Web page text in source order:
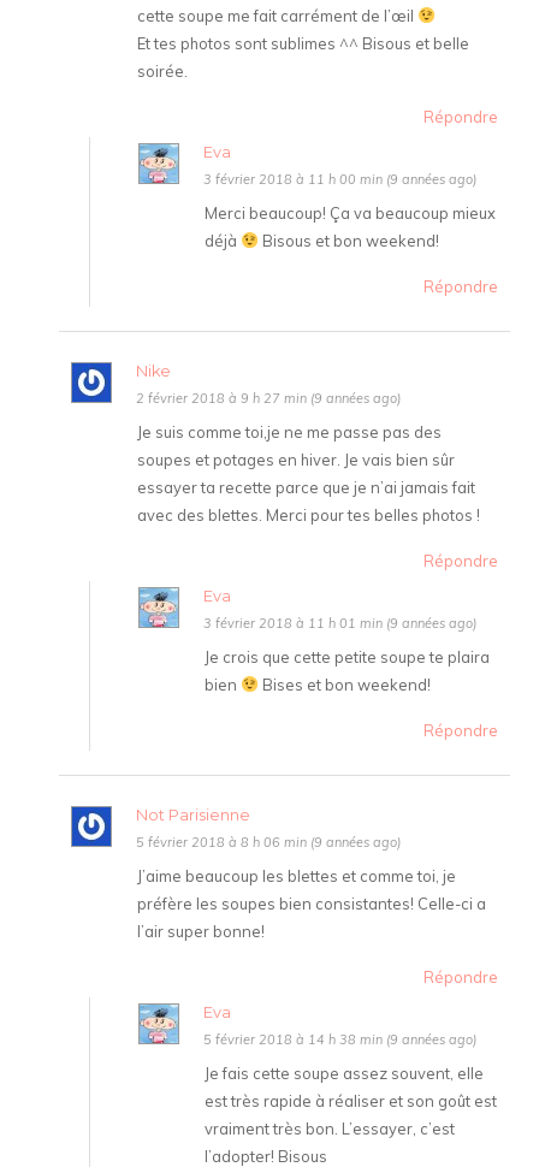
cette soupe me fait carrément de l’œil
Et tes photos sont sublimes ^^ Bisous et belle
soirée.
Répondre
Eva
3 février 2018 à 11 h 00 min (9 années ago)
Merci beaucoup! Ça va beaucoup mieux
déjà
Bisous et bon weekend!
Répondre
Nike
2 février 2018 à 9 h 27 min (9 années ago)
Je suis comme toi,je ne me passe pas des
soupes et potages en hiver. Je vais bien sûr
essayer ta recette parce que je n’ai jamais fait
avec des blettes. Merci pour tes belles photos !
Répondre
Eva
3 février 2018 à 11 h 01 min (9 années ago)
Je crois que cette petite soupe te plaira
bien
Bises et bon weekend!
Répondre
Not Parisienne
5 février 2018 à 8 h 06 min (9 années ago)
J’aime beaucoup les blettes et comme toi, je
préfère les soupes bien consistantes! Celle-ci a
l’air super bonne!
Répondre
Eva
5 février 2018 à 14 h 38 min (9 années ago)
Je fais cette soupe assez souvent, elle
est très rapide à réaliser et son goût est
vraiment très bon. L’essayer, c’est
l’adopter! Bisous